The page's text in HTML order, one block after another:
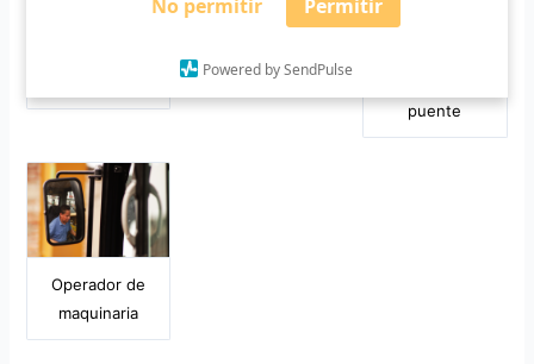
No permitir Permitir
Powered by SendPulse
puente
Operador de
maquinaria